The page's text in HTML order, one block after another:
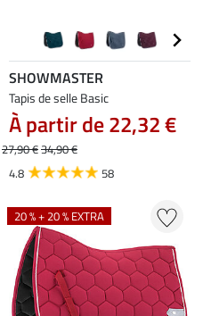
SHOWMASTER
Tapis de selle Basic
À partir de 22,32 €
27,90 €34,90 €
4.8
58
20 % + 20 % EXTRA